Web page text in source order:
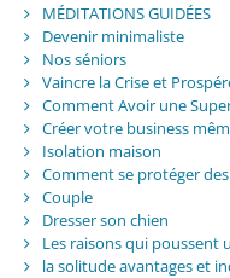
MÉDITATIONS GUIDÉES
Devenir minimaliste
Nos séniors
Vaincre la Crise et
Comment Avoir une
Créer votre business
Isolation maison
Comment se protéger
Couple
Dresser son chien
Les raisons qui poussent
la solitude avantages et